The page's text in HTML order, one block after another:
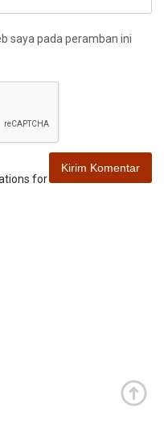
saya pada peramban ini
for